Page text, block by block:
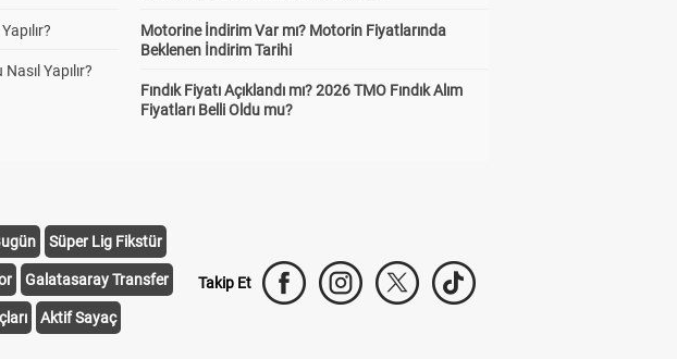
Yapılır?
Motorine İndirim Var mı? Motorin Fiyatlarında
Beklenen İndirim Tarihi
Fındık Fiyatı Açıklandı mı? 2026 TMO Fındık Alım
Fiyatları Belli Oldu mu?
Süper Lig Fikstür
Galatasaray Transfer
Aktif Sayaç
Takip Et